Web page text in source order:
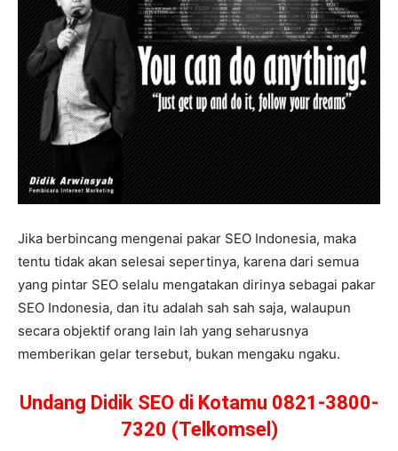
Jika berbincang mengenai pakar SEO Indonesia, maka
tentu tidak akan selesai sepertinya, karena dari semua
yang pintar SEO selalu mengatakan dirinya sebagai pakar
SEO Indonesia, dan itu adalah sah sah saja, walaupun
secara objektif orang lain lah yang seharusnya
memberikan gelar tersebut, bukan mengaku ngaku.
Undang Didik SEO di Kotamu 0821-3800-
7320 (Telkomsel)